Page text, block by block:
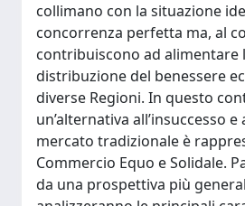
collimano con la situazione
concorrenza perfetta ma, al
contribuiscono ad alimentare
distribuzione del benessere
diverse Regioni. In questo
un’alternativa all’insuccesso
mercato tradizionale è
Commercio Equo e Solidale.
da una prospettiva più